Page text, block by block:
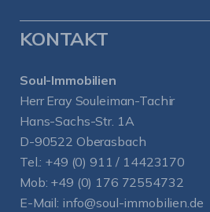
KONTAKT
Soul-Immobilien
Herr Eray Souleiman-Tachir
Hans-Sachs-Str. 1A
D-90522 Oberasbach
Tel.: +49 (0) 911 / 14423170
Mob: +49 (0) 176 72554732
E-Mail: info@soul-immobilien.de